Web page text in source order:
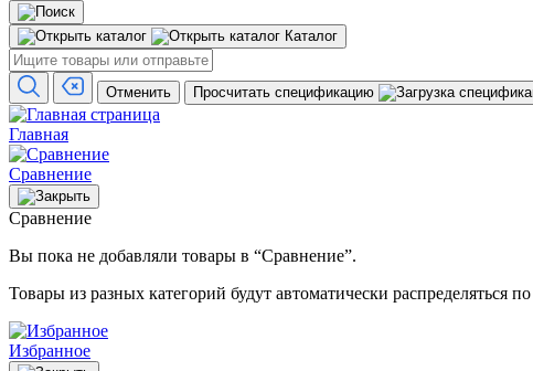
Каталог
Отменить Просчитать спецификацию
Главная
Сравнение
Сравнение
Вы пока не добавляли товары в “Сравнение”.
Товары из разных категорий будут автоматически распределяться
Избранное